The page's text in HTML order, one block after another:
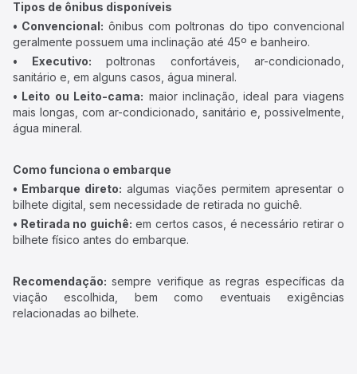
Tipos de ônibus disponíveis
• Convencional: ônibus com poltronas do tipo convencional
geralmente possuem uma inclinação até 45º e banheiro.
• Executivo: poltronas confortáveis, ar-condicionado,
sanitário e, em alguns casos, água mineral.
• Leito ou Leito-cama: maior inclinação, ideal para viagens
mais longas, com ar-condicionado, sanitário e, possivelmente,
água mineral.
Como funciona o embarque
• Embarque direto: algumas viações permitem apresentar o
bilhete digital, sem necessidade de retirada no guichê.
• Retirada no guichê: em certos casos, é necessário retirar o
bilhete físico antes do embarque.
Recomendação: sempre verifique as regras específicas da
viação escolhida, bem como eventuais exigências
relacionadas ao bilhete.